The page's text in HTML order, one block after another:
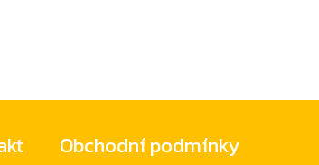
Obchodní podmínky